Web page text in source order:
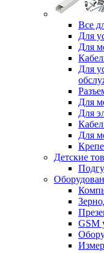
Все
Для
Для
Для
Для
Для
Для
Детские
GSM